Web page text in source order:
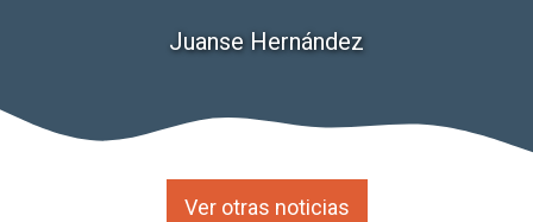
Juanse Hernández
Ver otras noticias